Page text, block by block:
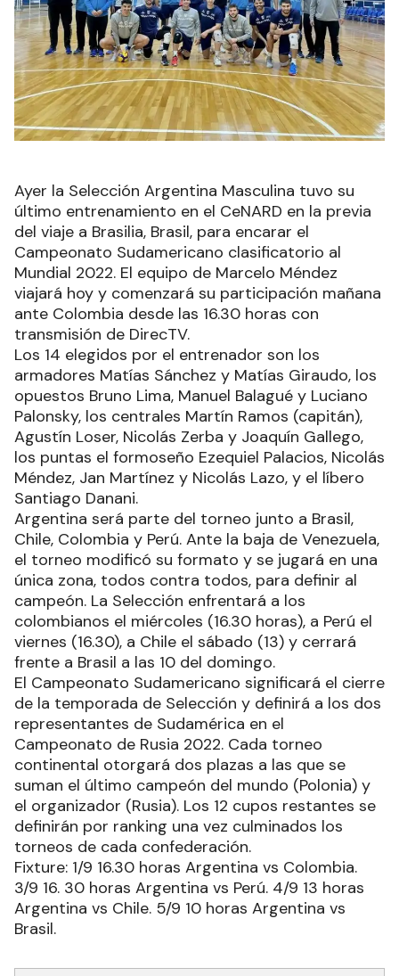
Ayer la Selección Argentina Masculina tuvo su
último entrenamiento en el CeNARD en la previa
del viaje a Brasilia, Brasil, para encarar el
Campeonato Sudamericano clasificatorio al
Mundial 2022. El equipo de Marcelo Méndez
viajará hoy y comenzará su participación mañana
ante Colombia desde las 16.30 horas con
transmisión de DirecTV.
Los 14 elegidos por el entrenador son los
armadores Matías Sánchez y Matías Giraudo, los
opuestos Bruno Lima, Manuel Balagué y Luciano
Palonsky, los centrales Martín Ramos (capitán),
Agustín Loser, Nicolás Zerba y Joaquín Gallego,
los puntas el formoseño Ezequiel Palacios, Nicolás
Méndez, Jan Martínez y Nicolás Lazo, y el líbero
Santiago Danani.
Argentina será parte del torneo junto a Brasil,
Chile, Colombia y Perú. Ante la baja de Venezuela,
el torneo modificó su formato y se jugará en una
única zona, todos contra todos, para definir al
campeón. La Selección enfrentará a los
colombianos el miércoles (16.30 horas), a Perú el
viernes (16.30), a Chile el sábado (13) y cerrará
frente a Brasil a las 10 del domingo.
El Campeonato Sudamericano significará el cierre
de la temporada de Selección y definirá a los dos
representantes de Sudamérica en el
Campeonato de Rusia 2022. Cada torneo
continental otorgará dos plazas a las que se
suman el último campeón del mundo (Polonia) y
el organizador (Rusia). Los 12 cupos restantes se
definirán por ranking una vez culminados los
torneos de cada confederación.
Fixture: 1/9 16.30 horas Argentina vs Colombia.
3/9 16. 30 horas Argentina vs Perú. 4/9 13 horas
Argentina vs Chile. 5/9 10 horas Argentina vs
Brasil.